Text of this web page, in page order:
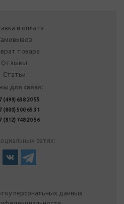
и оплата
товара
Отзывы
Статьи
для связи:
(499) 638 20 55
(800) 500 65 31
(812) 748 20 56
сетях:
персональных данных